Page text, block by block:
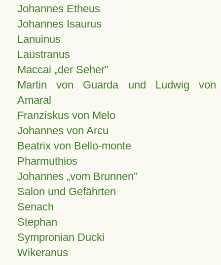
Johannes Etheus
Johannes Isaurus
Lanuinus
Laustranus
Maccai „der Seher”
Martin von Guarda und Ludwig von
Amaral
Franziskus von Melo
Johannes von Arcu
Beatrix von Bello-monte
Pharmuthios
Johannes vom Brunnen
Salon und Gefährten
Senach
Stephan
Sympronian Ducki
Wikeranus